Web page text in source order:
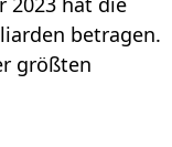
betragen.
größten